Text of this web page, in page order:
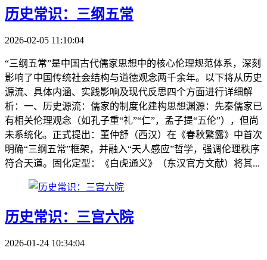
历史常识：三纲五常
2026-02-05 11:10:04
“三纲五常”是中国古代儒家思想中的核心伦理规范体系，深刻
影响了中国传统社会结构与道德观念两千余年。以下将从历史
源流、具体内涵、实践影响及现代反思四个方面进行详细解
析：一、历史源流：儒家的制度化建构思想渊源：先秦儒家已
有相关伦理观念（如孔子重“礼”“仁”，孟子提“五伦”），但尚
未系统化。正式提出：董仲舒（西汉）在《春秋繁露》中首次
明确“三纲五常”框架，并融入“天人感应”哲学，强调伦理秩序
符合天道。固化定型：《白虎通义》（东汉官方文献）将其...
历史常识：三宫六院
2026-01-24 10:34:04